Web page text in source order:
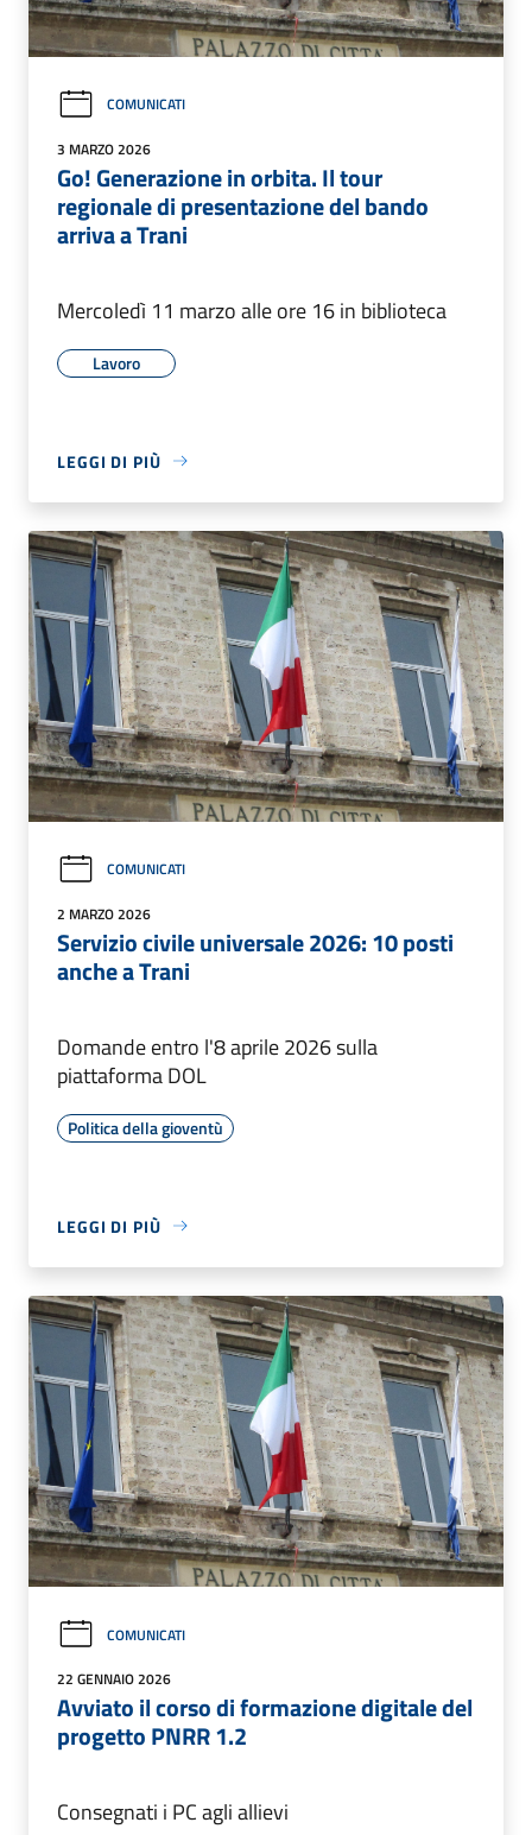
COMUNICATI
3 MARZO 2026
Go! Generazione in orbita. Il tour
regionale di presentazione del bando
arriva a Trani
Mercoledì 11 marzo alle ore 16 in biblioteca
Lavoro
LEGGI DI PIÙ
COMUNICATI
2 MARZO 2026
Servizio civile universale 2026: 10 posti
anche a Trani
Domande entro l'8 aprile 2026 sulla
piattaforma DOL
Politica della gioventù
LEGGI DI PIÙ
COMUNICATI
22 GENNAIO 2026
Avviato il corso di formazione digitale del
progetto PNRR 1.2
Consegnati i PC agli allievi